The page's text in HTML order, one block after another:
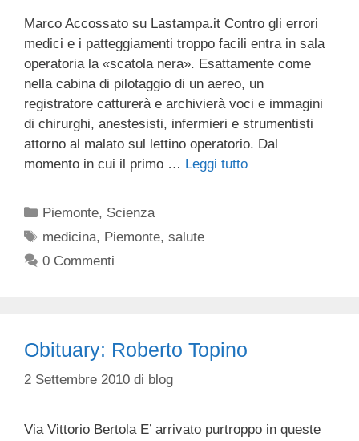
Marco Accossato su Lastampa.it Contro gli errori
medici e i patteggiamenti troppo facili entra in sala
operatoria la «scatola nera». Esattamente come
nella cabina di pilotaggio di un aereo, un
registratore catturerà e archivierà voci e immagini
di chirurghi, anestesisti, infermieri e strumentisti
attorno al malato sul lettino operatorio. Dal
momento in cui il primo … Leggi tutto
Categorie
Piemonte, Scienza
Tag
medicina, Piemonte,salute
0 Commenti
Obituary: Roberto Topino
2 Settembre 2010 di blog
Via Vittorio Bertola E’ arrivato purtroppo in queste